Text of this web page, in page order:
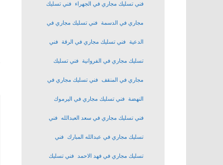
فني تسليك مجاري في الجهراء فني تسليك
مجاري في الدسمة فني تسليك مجاري في
الدعية فني تسليك مجاري في الرقة فني
تسليك مجاري في الفروانية فني تسليك
مجاري في المنقف فني تسليك مجاري في
النهضة فني تسليك مجاري في اليرموك
فني تسليك مجاري في سعد العبدالله فني
تسليك مجاري في عبدالله المبارك فني
تسليك مجاري في فهد الاحمد فني تسليك